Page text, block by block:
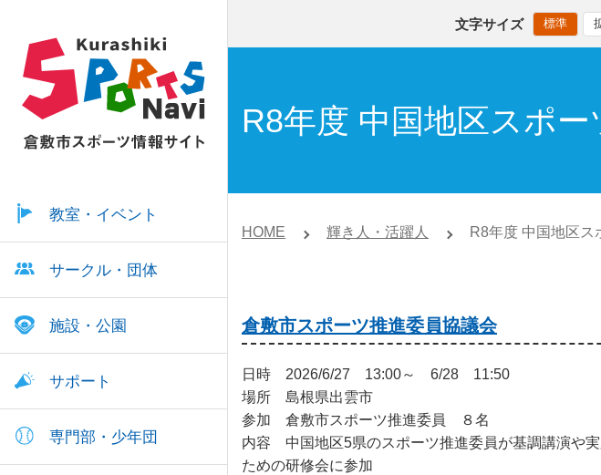
教室・イベント
サークル・団体
施設・公園
サポート
専門部・少年団
文字サイズ 標準
R8年度 中国地区スポ
HOME 輝き人・活躍人 R8年度 中国地区ス
倉敷市スポーツ推進委員協議会
日時 2026/6/27 13:00～ 6/28 11:50
場所 島根県出雲市
参加 倉敷市スポーツ推進委員 ８名
内容 中国地区5県のスポーツ推進委員が基調講演や
ための研修会に参加